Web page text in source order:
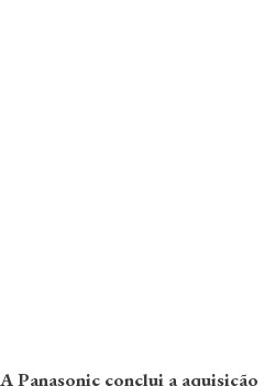
A Panasonic conclui a